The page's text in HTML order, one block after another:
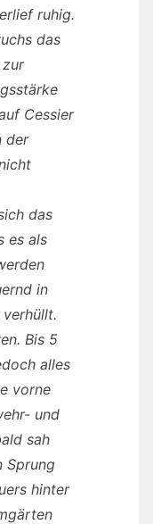
ruhig.
das
Cessier
der
das
es als
in
Bis 5
alles
vorne
und
sah
Sprung
hinter